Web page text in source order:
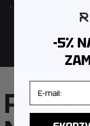
· Szerokość
FAQ –
-5%